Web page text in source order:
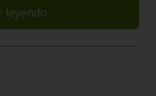
leyendo